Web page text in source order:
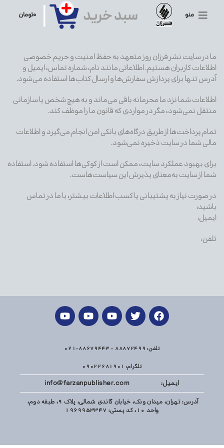
منو ۰تومان
ما در سایت نشر فرزان روز متعهد به حفظ امنیت و حریم خصوصی
اطلاعات کاربران هستیم. اطلاعاتی مانند نام، شماره تماس، ایمیل و
آدرس تنها برای پردازش سفارش‌ها و ارسال کتاب‌ها استفاده می‌شود.
اطلاعات شما نزد ما محرمانه باقی می‌ماند و به هیچ شخص یا سازمانی
منتقل نمی‌شود، مگر در مواردی که قانون ما را موظف کند.
تمام پرداخت‌ها از طریق درگاه‌های بانکی امن انجام می‌گیرد و اطلاعات
مالی شما در سایت ذخیره نمی‌شود.
برای بهبود عملکرد سایت، ممکن است از کوکی‌ها استفاده شود. استفاده
شما از سایت به‌معنای پذیرش این سیاست‌هاست.
در صورت نیاز به پشتیبانی یا کسب اطلاعات بیشتر، با ما در تماس
باشید:
ایمیل:
تلفن:
تلفن: 88872499 - 88679443-021
تلگرام: 09022681901
ایمیل: info@farzanpublisher.com
آدرس: تهران، میدان ونک، خیابان گاندی شمالی، پلاک 9، طبقه دوم،
واحد 10، کد پستی: 1969953347